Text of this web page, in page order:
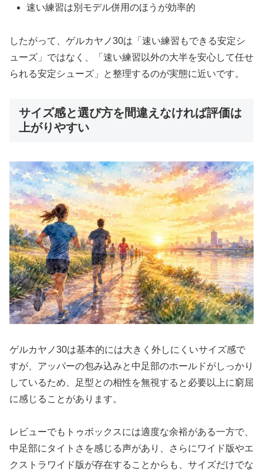
速い練習は別モデル併用のほうが効率的
したがって、ゲルカヤノ30は「速い練習もできる安定シ
ューズ」ではなく、「速い練習以外の大半を安心して任せ
られる安定シューズ」と整理するのが実態に近いです。
サイズ感と選び方を間違えなければ評価は
上がりやすい
ゲルカヤノ30は基本的には大きく外しにくいサイズ感で
すが、アッパーの包み込みと中足部のホールドがしっかり
しているため、足型との相性を無視すると必要以上に窮屈
に感じることがあります。
レビューでもトゥボックスには適度な余裕がある一方で、
中足部にタイトさを感じる声があり、さらにワイド版やエ
クストラワイド版が存在することからも、サイズだけでな